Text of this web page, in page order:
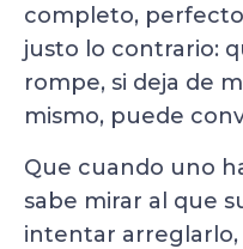
completo,
justo lo contrario:
rompe, si deja de
mismo, puede
Que cuando uno
sabe mirar al que
intentar